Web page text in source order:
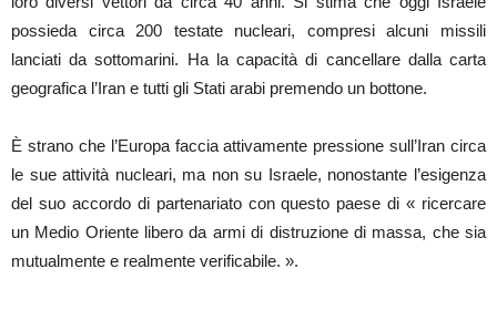
possieda circa 200 testate nucleari, compresi alcuni missili
lanciati da sottomarini. Ha la capacità di cancellare dalla carta
geografica l’Iran e tutti gli Stati arabi premendo un bottone.
È strano che l’Europa faccia attivamente pressione sull’Iran circa
le sue attività nucleari, ma non su Israele, nonostante l’esigenza
del suo accordo di partenariato con questo paese di « ricercare
un Medio Oriente libero da armi di distruzione di massa, che sia
mutualmente e realmente verificabile. ».